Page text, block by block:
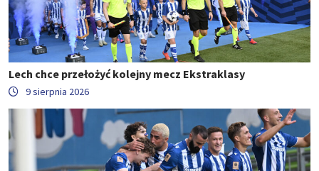
Lech chce przełożyć kolejny mecz Ekstraklasy
9 sierpnia 2026